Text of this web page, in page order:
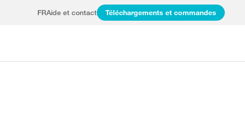
FRAide et contact Téléchargements et commandes